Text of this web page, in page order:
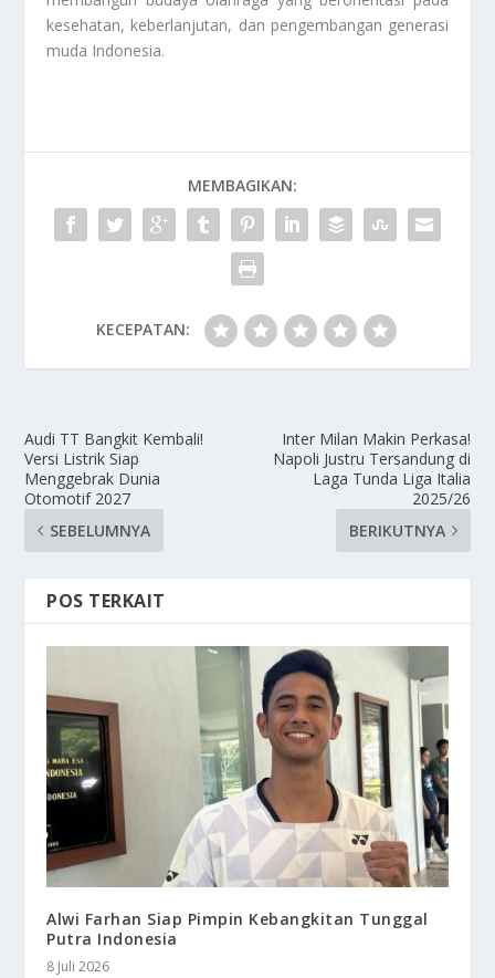
kesehatan, keberlanjutan, dan pengembangan generasi
muda Indonesia.
MEMBAGIKAN:
KECEPATAN:
Audi TT Bangkit Kembali!
Versi Listrik Siap
Menggebrak Dunia
Otomotif 2027
SEBELUMNYA
Inter Milan Makin Perkasa!
Napoli Justru Tersandung di
Laga Tunda Liga Italia
2025/26
BERIKUTNYA
POS TERKAIT
Alwi Farhan Siap Pimpin Kebangkitan Tunggal
Putra Indonesia
8 Juli 2026